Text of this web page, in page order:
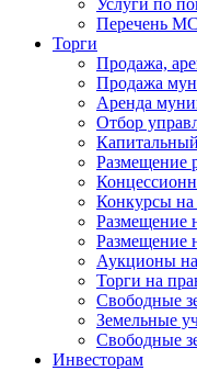
Услуги по
Перечень
Торги
Продажа,
Продажа
Аренда
Отбор
Размещение
Конкурсы на
Размещение
Размещение
Аукционы на
Торги на
Свободные
Земельные
Свободные
Инвесторам